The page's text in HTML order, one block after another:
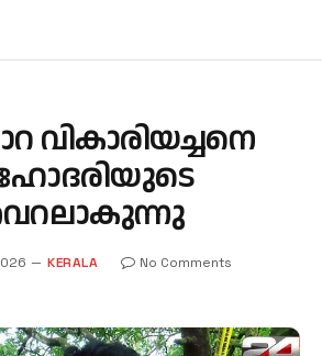
വികാരിയച്ചനെ
KERALA
No Comments